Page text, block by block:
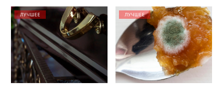
ЛУЧШЕЕ ЛУЧШЕЕ